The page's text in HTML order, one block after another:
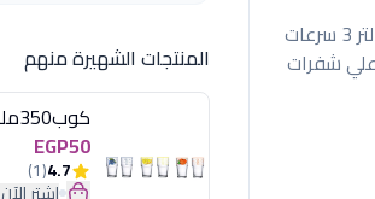
خلاط بلاي من سوناي بقوة 400 وات بسعة 1 5 لتر 3 سرعات
شفرات
المنتجات الشهيرة منهم
EGP50
4.7
(1)
اشترِ الآن